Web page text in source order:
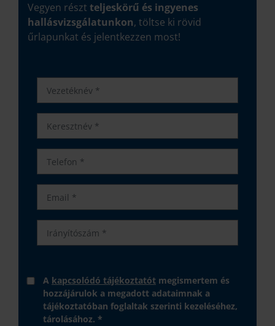
Vegyen részt teljeskörű és ingyenes
hallásvizsgálatunkon, töltse ki rövid
űrlapunkat és jelentkezzen most!
A kapcsolódó tájékoztatót megismertem és
hozzájárulok a megadott adataimnak a
tájékoztatóban foglaltak szerinti kezeléséhez,
tárolásához. *